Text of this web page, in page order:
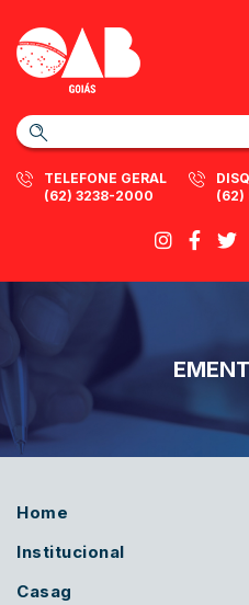
TELEFONE GERAL
(62) 3238-2000
(62)
Home
Institucional
Casag